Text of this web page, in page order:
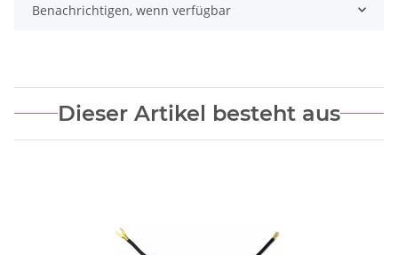
Benachrichtigen, wenn verfügbar
Dieser Artikel besteht aus